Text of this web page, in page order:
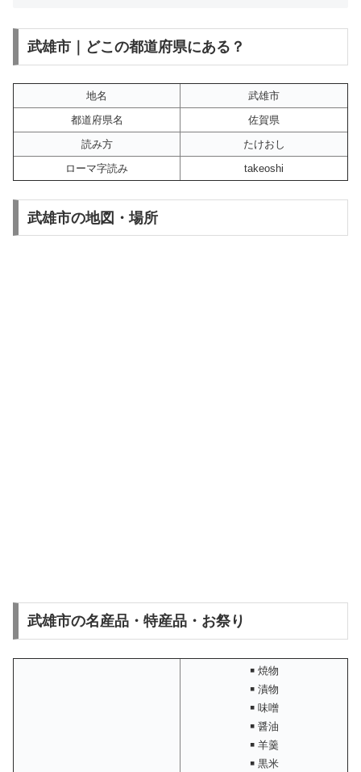
武雄市｜どこの都道府県にある？
地名
武雄市
都道府県名
佐賀県
読み方
たけおし
ローマ字読み
takeoshi
武雄市の地図・場所
武雄市の名産品・特産品・お祭り
￭ 焼物
￭ 漬物
￭ 味噌
￭ 醤油
￭ 羊羹
￭ 黒米